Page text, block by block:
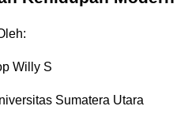
Willy S
Sumatera Utara